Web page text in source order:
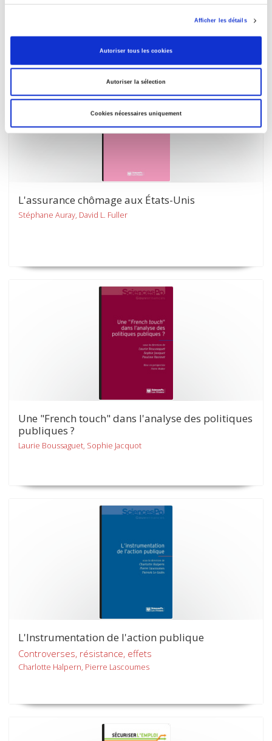
Afficher les détails
Autoriser tous les cookies
Autoriser la sélection
Cookies nécessaires uniquement
L'assurance chômage aux États-Unis
Stéphane Auray, David L. Fuller
Une "French touch" dans l'analyse des politiques
publiques ?
Laurie Boussaguet, Sophie Jacquot
L'Instrumentation de l'action publique
Controverses, résistance, effets
Charlotte Halpern, Pierre Lascoumes